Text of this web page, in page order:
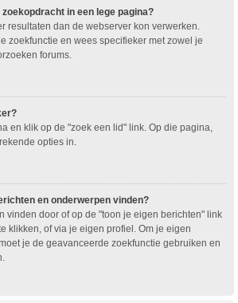
in een lege pagina?
resultaten dan de webserver kon verwerken.
zoekfunctie en wees specifieker met zowel je
forums.
en klik op de "zoek een lid" link. Op die pagina,
opties in.
en onderwerpen vinden?
vinden door of op de "toon je eigen berichten" link
klikken, of via je eigen profiel. Om je eigen
je de geavanceerde zoekfunctie gebruiken en